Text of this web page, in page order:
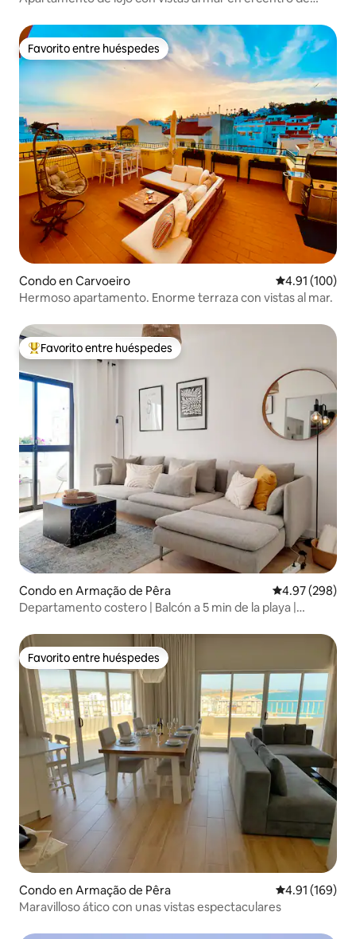
Favorito entre huéspedes
Favorito entre huéspedes
Condo en Carvoeiro Calificación
4.91 (100)
Hermoso apartamento. Enorme terraza con vistas al mar.
Favorito entre huéspedes preferido
Favorito entre huéspedes
Condo en Armação de Pêra Calificación
4.97 (298)
Departamento costero | Balcón a 5 min de la playa |
Favorito entre huéspedes
Favorito entre huéspedes
Condo en Armação de Pêra Calificación
4.91 (169)
Maravilloso ático con unas vistas espectaculares